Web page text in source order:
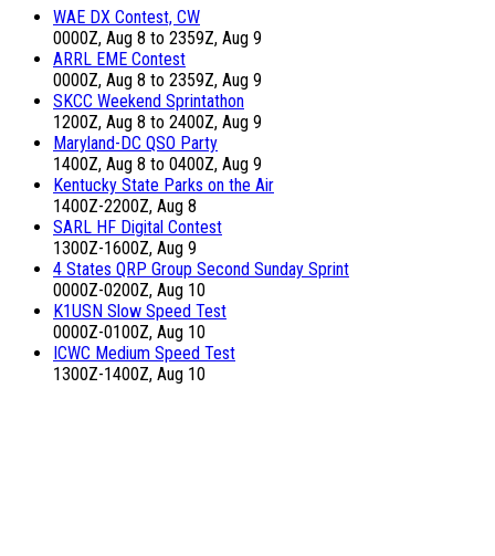
WAE DX Contest, CW
0000Z, Aug 8 to 2359Z, Aug 9
ARRL EME Contest
0000Z, Aug 8 to 2359Z, Aug 9
SKCC Weekend Sprintathon
1200Z, Aug 8 to 2400Z, Aug 9
Maryland-DC QSO Party
1400Z, Aug 8 to 0400Z, Aug 9
Kentucky State Parks on the Air
1400Z-2200Z, Aug 8
SARL HF Digital Contest
1300Z-1600Z, Aug 9
4 States QRP Group Second Sunday Sprint
0000Z-0200Z, Aug 10
K1USN Slow Speed Test
0000Z-0100Z, Aug 10
ICWC Medium Speed Test
1300Z-1400Z, Aug 10